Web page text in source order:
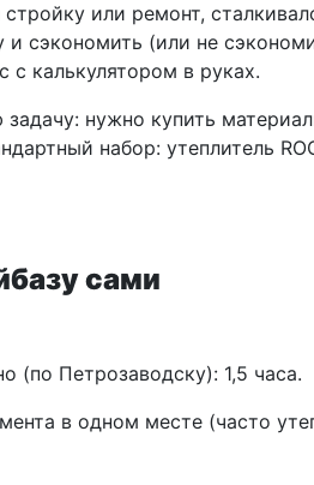
или ремонт,
сэкономить (или не
с калькулятором в руках.
нужно купить
набор: утеплитель
сами
(по Петрозаводску): 1,5 часа.
в одном месте (часто